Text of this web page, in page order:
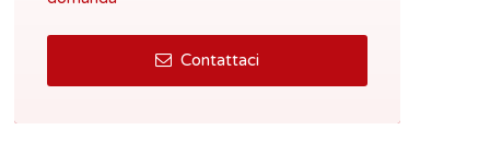
Contattaci